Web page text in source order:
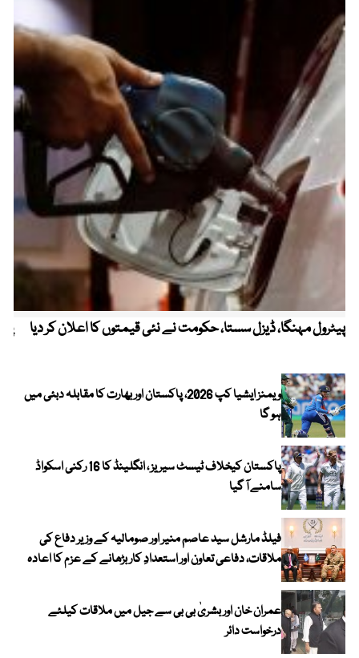
پیٹرول مہنگا، ڈیزل سستا، حکومت نے نئی قیمتوں کا اعلان کر دیا
ویمنز ایشیا کپ 2026، پاکستان اور بھارت کا مقابلہ دبئی میں
ہو گا
پاکستان کیخلاف ٹیسٹ سیریز ، انگلینڈ کا 16 رکنی اسکواڈ
سامنے آ گیا
فیلڈ مارشل سید عاصم منیر اور صومالیہ کے وزیر دفاع کی
ملاقات، دفاعی تعاون اور استعدادِ کار بڑھانے کے عزم کا اعادہ
عمران خان اور بشریٰ بی بی سے جیل میں ملاقات کیلئے
درخواست دائر